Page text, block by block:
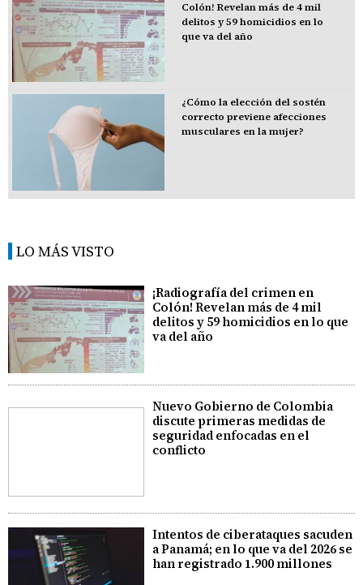
Colón! Revelan más de 4 mil
delitos y 59 homicidios en lo
que va del año
¿Cómo la elección del sostén
correcto previene afecciones
musculares en la mujer?
LO MÁS VISTO
¡Radiografía del crimen en
Colón! Revelan más de 4 mil
delitos y 59 homicidios en lo que
va del año
Nuevo Gobierno de Colombia
discute primeras medidas de
seguridad enfocadas en el
conflicto
Intentos de ciberataques sacuden
a Panamá; en lo que va del 2026 se
han registrado 1.900 millones